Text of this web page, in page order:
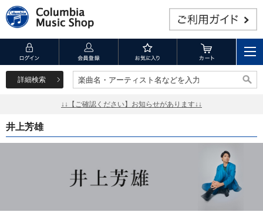
詳細検索 楽曲名・アーティスト名などを入力
楽曲名・アーティスト名などを入力
↓↓【ご確認ください】お知らせがあります↓↓
井上芳雄